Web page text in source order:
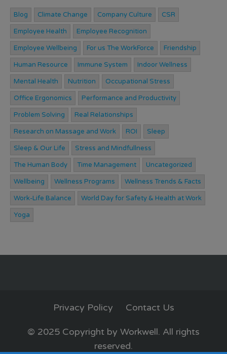
Blog Climate Change Company Culture CSR
Employee Health Employee Recognition
Employee Wellbeing For us The WorkForce Friendship
Human Resource Immune System Indoor Wellness
Mental Health Nutrition Occupational Stress
Office Ergonomics Performance and Productivity
Problem Solving Real Relationships
Research on Massage and Work ROI Sleep
Sleep & Our Life Stress and Mindfullness
The Human Body Time Management Uncategorized
Wellbeing Wellness Programs Wellness Trends & Facts
Work-Life Balance World Day for Safety & Health at Work
Yoga
Privacy Policy Contact Us
© 2025 Copyright by Workwell. All rights
reserved.